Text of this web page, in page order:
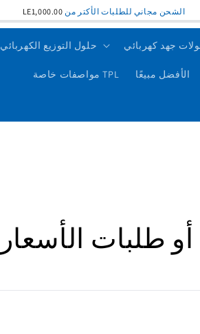
الشحن مجاني للطلبات الأكتر من LE1,000.00
جهد كهربائي حلول التوزيع الكهربائي
الأفضل مبيعًا TPL مواصفات خاصة
طلبات الأسعار